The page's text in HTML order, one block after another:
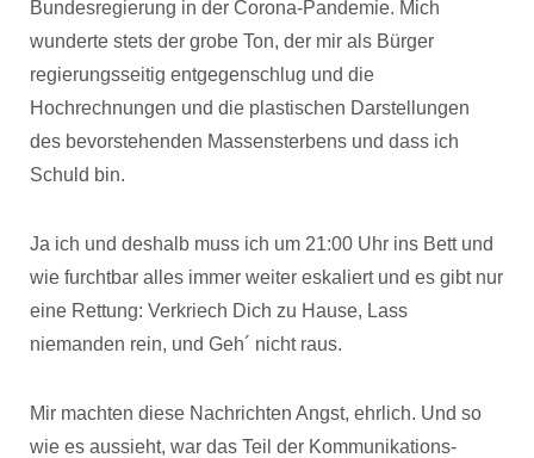
Bundesregierung in der Corona-Pandemie. Mich
wunderte stets der grobe Ton, der mir als Bürger
regierungsseitig entgegenschlug und die
Hochrechnungen und die plastischen Darstellungen
des bevorstehenden Massensterbens und dass ich
Schuld bin.
Ja ich und deshalb muss ich um 21:00 Uhr ins Bett und
wie furchtbar alles immer weiter eskaliert und es gibt nur
eine Rettung: Verkriech Dich zu Hause, Lass
niemanden rein, und Geh´ nicht raus.
Mir machten diese Nachrichten Angst, ehrlich. Und so
wie es aussieht, war das Teil der Kommunikations-